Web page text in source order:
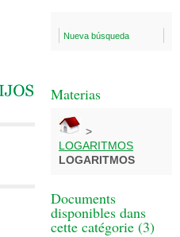
Nueva búsqueda
Materias
>
LOGARITMOS
LOGARITMOS
Documents
disponibles dans
cette catégorie (3)